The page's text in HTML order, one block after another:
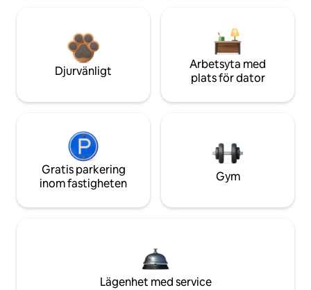
Djurvänligt
Arbetsyta med
plats för dator
Gratis parkering
inom fastigheten
Gym
Lägenhet med service